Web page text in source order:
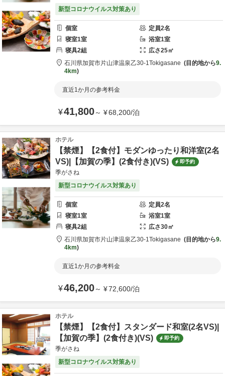
新型コロナウイルス対策あり
個室 定員2名
寝室1室 浴室1室
寝具2組 広さ25㎡
石川県加賀市片山津温泉乙30-1Tokigasane 目的地から9.
4km
直近1か月の参考料金
¥41,800～ ¥68,200/泊
ホテル
【禁煙】【2食付】モダンゆったり和洋室(2名
VS)|【加賀の季】(2食付き)(VS)
即予約
季がさね
新型コロナウイルス対策あり
個室 定員2名
寝室1室 浴室1室
寝具2組 広さ30㎡
石川県加賀市片山津温泉乙30-1Tokigasane 目的地から9.
4km
直近1か月の参考料金
¥46,200～ ¥72,600/泊
ホテル
【禁煙】【2食付】スタンダード和室(2名VS)|
【加賀の季】(2食付き)(VS)
即予約
季がさね
新型コロナウイルス対策あり